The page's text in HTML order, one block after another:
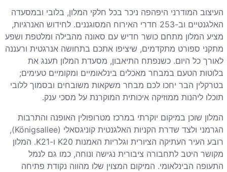
העיצוב המודרני היפהפה ניכר בכל חלקי המלון, בלובי ובמסעדה
האלגנטיים וב-253 חדרי האירוח המסוגננים. לחידוש האנרגיות,
מציע המלון מתחם כושר חדיש עם סאונה מהבילה ומלטפת ושפע
מתקני ספורט מתקדמים, שיציפו אתכם בתחושה אנרגטית ורעננה
לאורך כל היום. כשנפתח התיאבון, מסעדת המלון תענג את
בלוטות הטעם במבחר מאכלים בינלאומיים ומקומיים טעימים;
בטרקלין הבר יחכו לכם מבחר משקאות משובחים ובסמוך ללובי
תוכלו ליהנות ממוזיקה איכותית המוקרנת על מסכי ענק.
המלון שוכן במיקום יוקרתי במרכז מטרופולין האופנה והתרבות
הגרמני ולצד שדרת הקניות האלגנטית קוניגסאלי (Königsallee
),
רובע העיר העתיקה הציורית וגלריות האמנות K20 ו-K21. המלון
מקושר היטב לתחבורה ציבורית נגישה ונוחה, כמו גם לנמל
התעופה הבינלאומי. המיקום המצוין שלו מהווה נקודת פתיחה